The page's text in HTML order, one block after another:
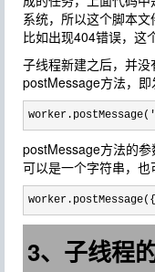
系统，所以这个脚本文
比如出现404错误，这
子线程新建之后，并
postMessage方法，即
postMessage方法的
可以是一个字符串，也
3、子线程